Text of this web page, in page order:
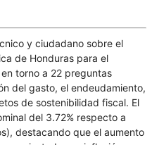
y ciudadano sobre el
de Honduras para el
torno a 22 preguntas
del gasto, el endeudamiento,
de sostenibilidad fiscal. El
del 3.72% respecto a
destacando que el aumento